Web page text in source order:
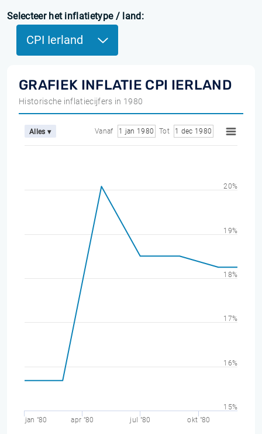
Selecteer het inflatietype / land:
CPI Ierland
GRAFIEK INFLATIE CPI IERLAND
Historische inflatiecijfers in 1980
Alles ▾ Vanaf 1 jan 1980 Tot 1 dec 1980
jan "80 apr "80 jul "80 okt "80
15%
16%
17%
18%
19%
20%